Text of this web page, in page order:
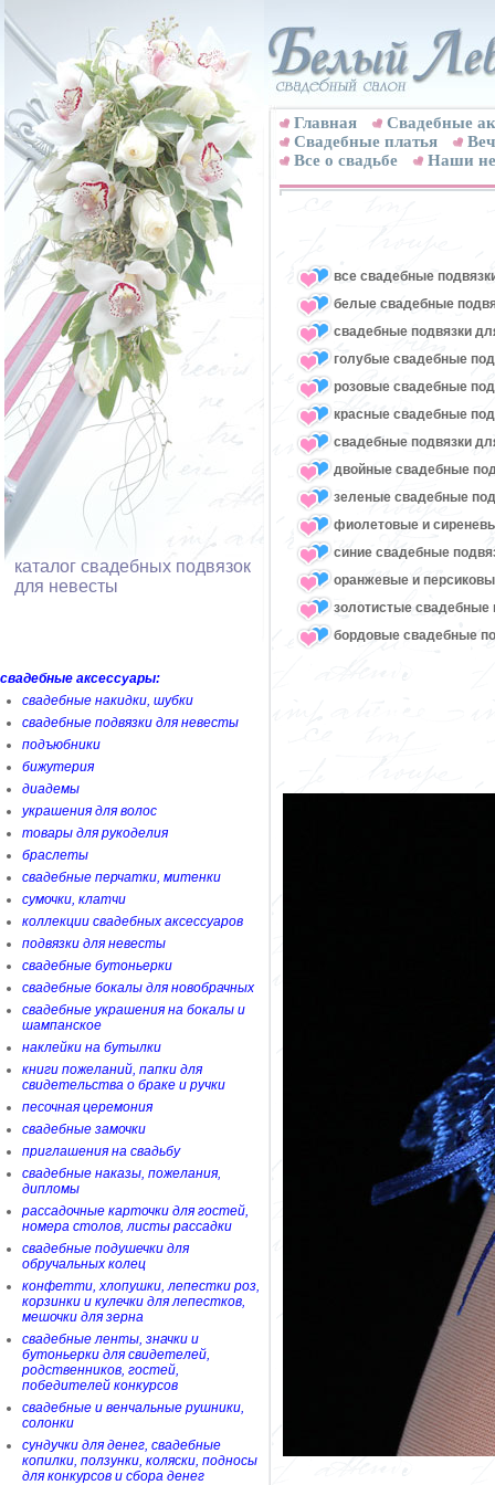
каталог свадебных подвязок
для невесты
свадебные аксессуары:
свадебные накидки, шубки
свадебные подвязки для невесты
подъюбники
бижутерия
диадемы
украшения для волос
товары для рукоделия
браслеты
свадебные перчатки, митенки
сумочки, клатчи
коллекции свадебных аксессуаров
подвязки для невесты
свадебные бутоньерки
свадебные бокалы для новобрачных
свадебные украшения на бокалы и
шампанское
наклейки на бутылки
книги пожеланий, папки для
свидетельства о браке и ручки
песочная церемония
свадебные замочки
приглашения на свадьбу
свадебные наказы, пожелания,
дипломы
рассадочные карточки для гостей,
номера столов, листы рассадки
свадебные подушечки для
обручальных колец
конфетти, хлопушки, лепестки роз,
корзинки и кулечки для лепестков,
мешочки для зерна
свадебные ленты, значки и
бутоньерки для свидетелей,
родственников, гостей,
победителей конкурсов
свадебные и венчальные рушники,
солонки
сундучки для денег, свадебные
копилки, ползунки, коляски, подносы
для конкурсов и сбора денег
Главная
Свадебные
Cвадебные платья
Все о свадьбе
Наши
все свадебные
белые свадебные
свадебные подвязки
голубые свадебные
розовые свадебные
красные свадебные
свадебные подвязки
двойные свадебные
зеленые свадебные
фиолетовые и
синие свадебные
оранжевые и
золотистые свадебные
бордовые свадебные